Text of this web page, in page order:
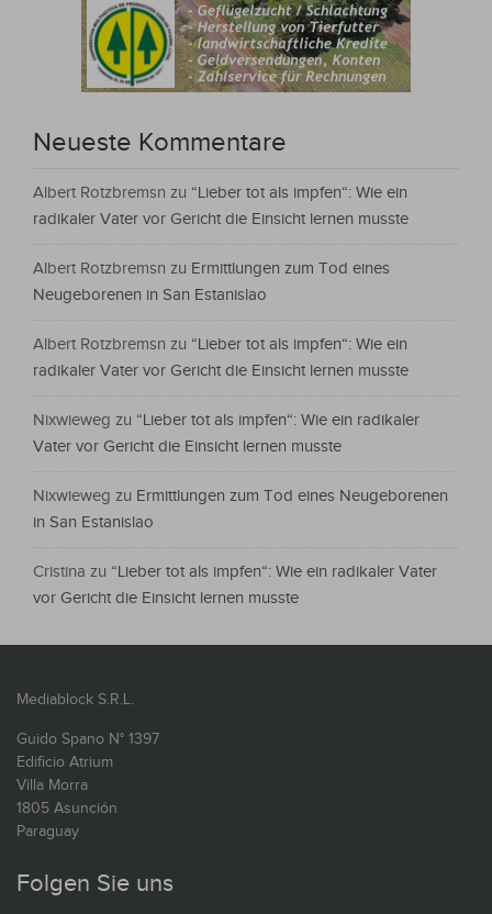
Neueste Kommentare
Albert Rotzbremsn zu “Lieber tot als impfen“: Wie ein
radikaler Vater vor Gericht die Einsicht lernen musste
Albert Rotzbremsn zu Ermittlungen zum Tod eines
Neugeborenen in San Estanislao
Albert Rotzbremsn zu “Lieber tot als impfen“: Wie ein
radikaler Vater vor Gericht die Einsicht lernen musste
Nixwieweg zu “Lieber tot als impfen“: Wie ein radikaler
Vater vor Gericht die Einsicht lernen musste
Nixwieweg zu Ermittlungen zum Tod eines Neugeborenen
in San Estanislao
Cristina zu “Lieber tot als impfen“: Wie ein radikaler Vater
vor Gericht die Einsicht lernen musste
Mediablock S.R.L.
Guido Spano N° 1397
Edificio Atrium
Villa Morra
1805 Asunción
Paraguay
Folgen Sie uns